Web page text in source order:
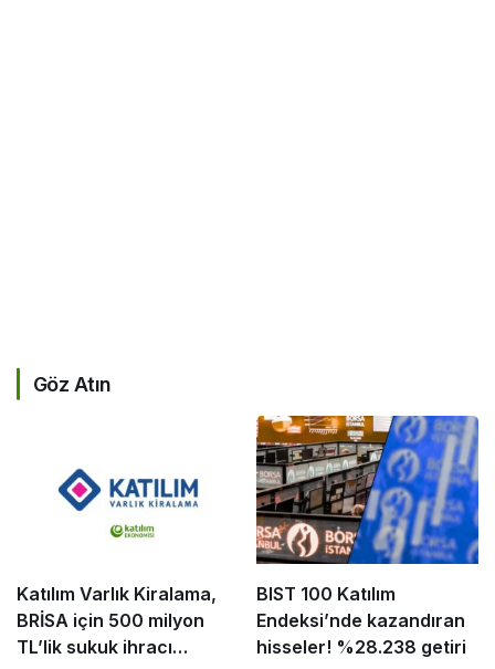
Göz Atın
Katılım Varlık Kiralama,
BRİSA için 500 milyon
TL’lik sukuk ihracı
BIST 100 Katılım
Endeksi’nde kazandıran
hisseler! %28.238 getiri